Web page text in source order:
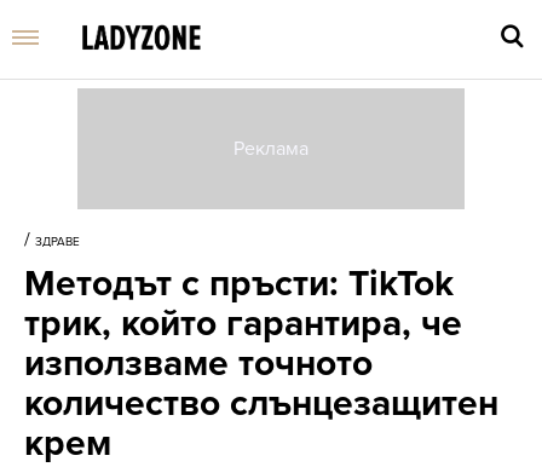
/ ЗДРАВЕ
Методът с пръсти: TikTok
трик, който гарантира, че
използваме точното
количество слънцезащитен
крем